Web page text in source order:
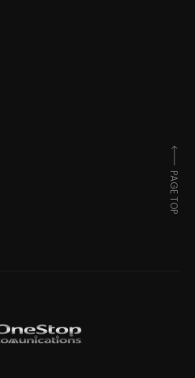
PAGE TOP